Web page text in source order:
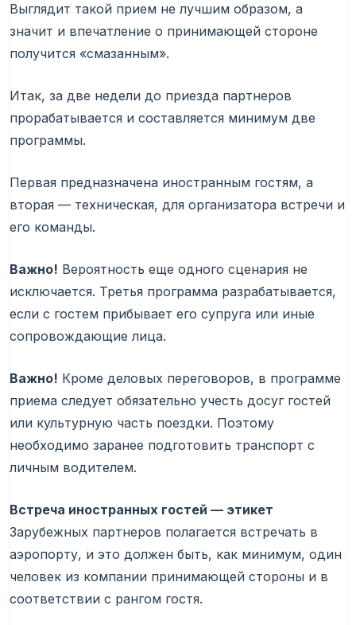
Выглядит такой прием не лучшим образом, а
значит и впечатление о принимающей стороне
получится «смазанным».
Итак, за две недели до приезда партнеров
прорабатывается и составляется минимум две
программы.
Первая предназначена иностранным гостям, а
вторая — техническая, для организатора встречи и
его команды.
Важно! Вероятность еще одного сценария не
исключается. Третья программа разрабатывается,
если с гостем прибывает его супруга или иные
сопровождающие лица.
Важно! Кроме деловых переговоров, в программе
приема следует обязательно учесть досуг гостей
или культурную часть поездки. Поэтому
необходимо заранее подготовить транспорт с
личным водителем.
Встреча иностранных гостей — этикет
Зарубежных партнеров полагается встречать в
аэропорту, и это должен быть, как минимум, один
человек из компании принимающей стороны и в
соответствии с рангом гостя.